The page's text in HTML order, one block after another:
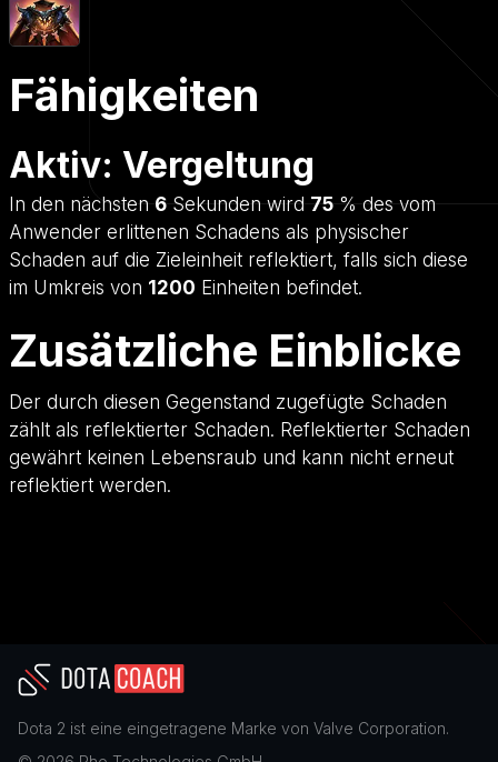
Fähigkeiten
Aktiv: Vergeltung
In den nächsten6Sekunden wird75% des vom
Anwender erlittenen Schadens als physischer
Schaden auf die Zieleinheit reflektiert, falls sich diese
im Umkreis von 1200 Einheiten befindet.
Zusätzliche Einblicke
Der durch diesen Gegenstand zugefügte Schaden
zählt als reflektierter Schaden. Reflektierter Schaden
gewährt keinen Lebensraub und kann nicht erneut
reflektiert werden.
Dota 2 ist eine eingetragene Marke von Valve Corporation.